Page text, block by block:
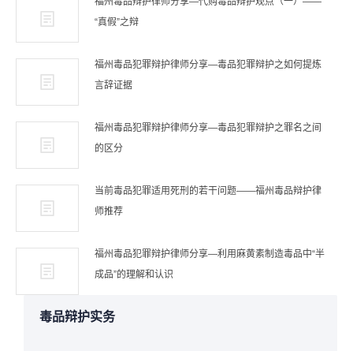
“真假”之辩
福州毒品犯罪辩护律师分享—毒品犯罪辩护之如何提炼
言辞证据
福州毒品犯罪辩护律师分享—毒品犯罪辩护之罪名之间
的区分
当前毒品犯罪适用死刑的若干问题——福州毒品辩护律
师推荐
福州毒品犯罪辩护律师分享—利用麻黄素制造毒品中“半
成品”的理解和认识
毒品辩护实务